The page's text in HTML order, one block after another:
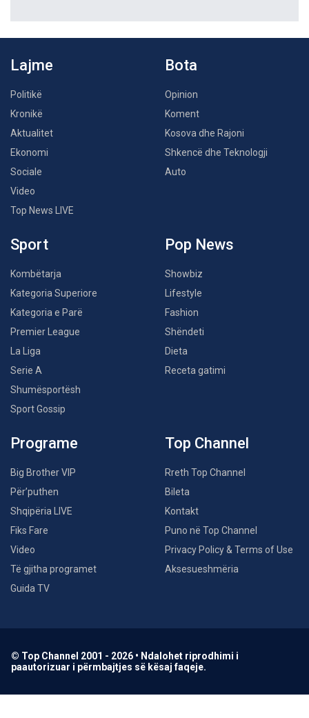
Lajme
Politikë
Kronikë
Aktualitet
Ekonomi
Sociale
Video
Top News LIVE
Bota
Opinion
Koment
Kosova dhe Rajoni
Shkencë dhe Teknologji
Auto
Sport
Kombëtarja
Kategoria Superiore
Kategoria e Parë
Premier League
La Liga
Serie A
Shumësportësh
Sport Gossip
Pop News
Showbiz
Lifestyle
Fashion
Shëndeti
Dieta
Receta gatimi
Programe
Big Brother VIP
Për’puthen
Shqipëria LIVE
Fiks Fare
Video
Të gjitha programet
Guida TV
Top Channel
Rreth Top Channel
Bileta
Kontakt
Puno në Top Channel
Privacy Policy & Terms of Use
Aksesueshmëria
© Top Channel 2001 - 2026 • Ndalohet riprodhimi i
paautorizuar i përmbajtjes së kësaj faqeje.